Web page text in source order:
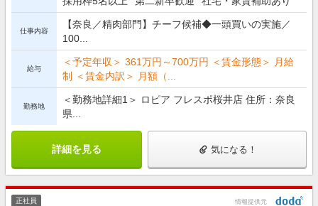
仕事内容
【奈良／精肉部門】チーフ候補◆一頭買いの実施／
100...
給与
＜予定年収＞ 361万円～700万円 ＜賃金形態＞ 月給
制 ＜賃金内訳＞ 月額（...
勤務地
＜勤務地詳細1＞ ロピア フレスポ桜井店 住所：奈良
県...
詳細を見る 気になる！
正社員 情報提供元